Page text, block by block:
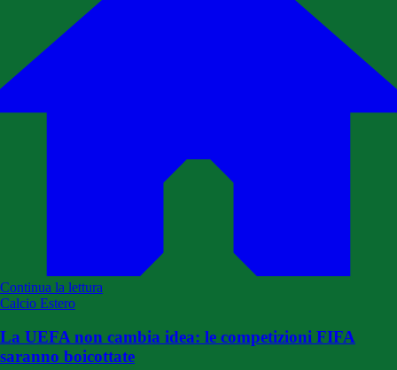
Continua la lettura
Calcio Estero
La UEFA non cambia idea: le competizioni FIFA
saranno boicottate